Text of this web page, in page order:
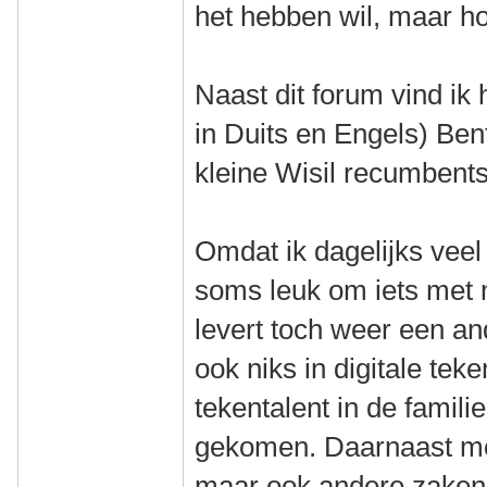
het hebben wil, maar
Naast dit forum vind ik
in Duits en Engels)
kleine Wisil
Omdat ik dagelijks
soms leuk om iets met
levert toch weer een
ook niks in digitale
tekentalent in de
gekomen. Daarnaast